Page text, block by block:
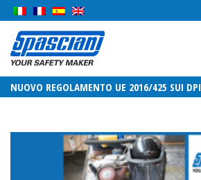
NUOVO REGOLAMENTO UE 2016/425 SUI DPI